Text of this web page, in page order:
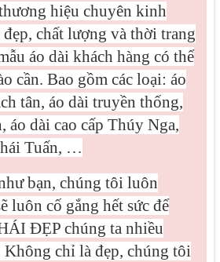
hiệu chuyên kinh
chất lượng và thời trang
áo dài khách hàng có thể
cần. Bao gồm các loại: áo
tân, áo dài truyền thống,
áo dài cao cấp Thúy Nga,
Tuấn, …
bạn, chúng tôi luôn
luôn cố gắng hết sức để
ĐẸP chúng ta nhiều
Không chỉ là đẹp, chúng tôi